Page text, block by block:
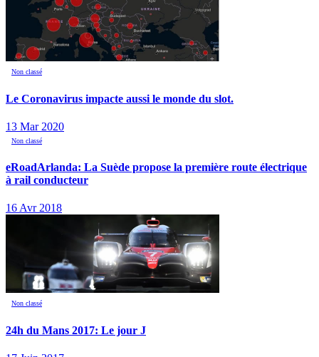
Non classé
Le Coronavirus impacte aussi le monde du slot.
13 Mar 2020
Non classé
eRoadArlanda: La Suède propose la première route électrique
à rail conducteur
16 Avr 2018
Non classé
24h du Mans 2017: Le jour J